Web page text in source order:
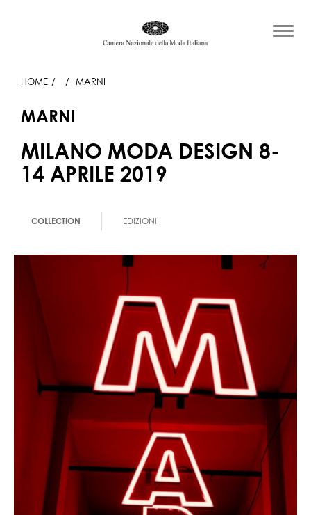
HOME MARNI
MARNI
MILANO MODA DESIGN 8-
14 APRILE 2019
COLLECTION EDIZIONI